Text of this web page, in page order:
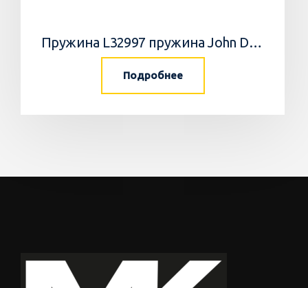
Пружина L32997 пружина John Deere
Подробнее